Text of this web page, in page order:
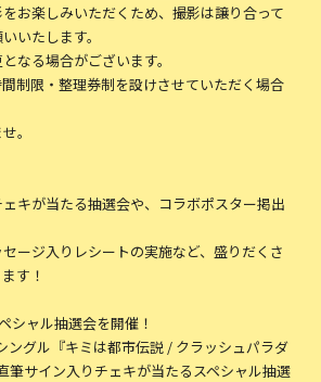
お楽しみいただくため、撮影は譲り合って
いたします。
なる場合がございます。
制限・整理券制を設けさせていただく場合
。
キが当たる抽選会や、コラボポスター掲出
ージ入りレシートの実施など、盛りだくさ
す！
シャル抽選会を開催！
ングル『キミは都市伝説 / クラッシュパラダ
筆サイン入りチェキが当たるスペシャル抽選